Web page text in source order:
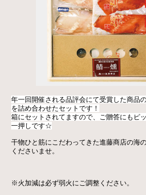
年一回開催される品評会にて受賞した商品
を詰め合わせたセットです！
箱にセットされてますので、ご贈答にもピ
一押しです☆
干物ひと筋にこだわってきた進藤商店の海
くださいませ。
※火加減は必ず弱火にご調整ください。